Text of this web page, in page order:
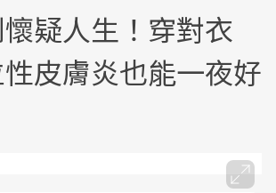
疑人生！穿對衣
皮膚炎也能一夜好